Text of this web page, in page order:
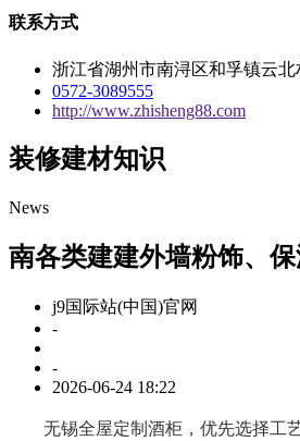
联系方式
浙江省湖州市南浔区和孚镇云北
0572-3089555
http://www.zhisheng88.com
装修建材知识
News
南各类建建外墙粉饰、
j9国际站(中国)官网
-
-
2026-06-24 18:22
无锡全屋定制酒柜，优先选择工